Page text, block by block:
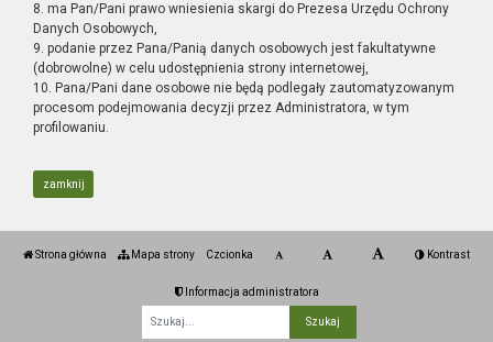
8. ma Pan/Pani prawo wniesienia skargi do Prezesa Urzędu Ochrony
Danych Osobowych,
9. podanie przez Pana/Panią danych osobowych jest fakultatywne
(dobrowolne) w celu udostępnienia strony internetowej,
10. Pana/Pani dane osobowe nie będą podlegały zautomatyzowanym
procesom podejmowania decyzji przez Administratora, w tym
profilowaniu.
zamknij
Strona główna Mapa strony Czcionka Kontrast
Informacja administratora